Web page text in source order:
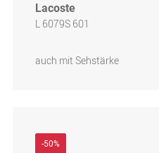
Lacoste
L 6079S 601
auch mit Sehstärke
-50%